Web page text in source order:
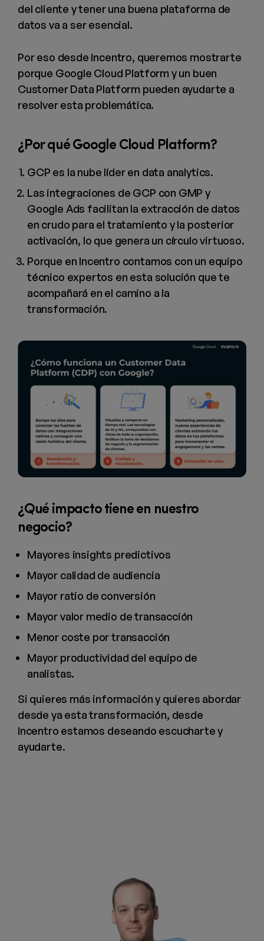
del cliente y tener una buena plataforma de
datos va a ser esencial.
Por eso desde Incentro, queremos mostrarte
porque Google Cloud Platform y un buen
Customer Data Platform pueden ayudarte a
resolver esta problemática.
¿Por qué Google Cloud Platform?
GCP es la nube líder en data analytics.
Las integraciones de GCP con GMP y
Google Ads facilitan la extracción de datos
en crudo para el tratamiento y la posterior
activación, lo que genera un círculo virtuoso.
Porque en Incentro contamos con un equipo
técnico expertos en esta solución que te
acompañará en el camino a la
transformación.
¿Qué impacto tiene en nuestro
negocio?
Mayores insights predictivos
Mayor calidad de audiencia
Mayor ratio de conversión
Mayor valor medio de transacción
Menor coste por transacción
Mayor productividad del equipo de
analistas.
Si quieres más información y quieres abordar
desde ya esta transformación, desde
Incentro estamos deseando escucharte y
ayudarte.